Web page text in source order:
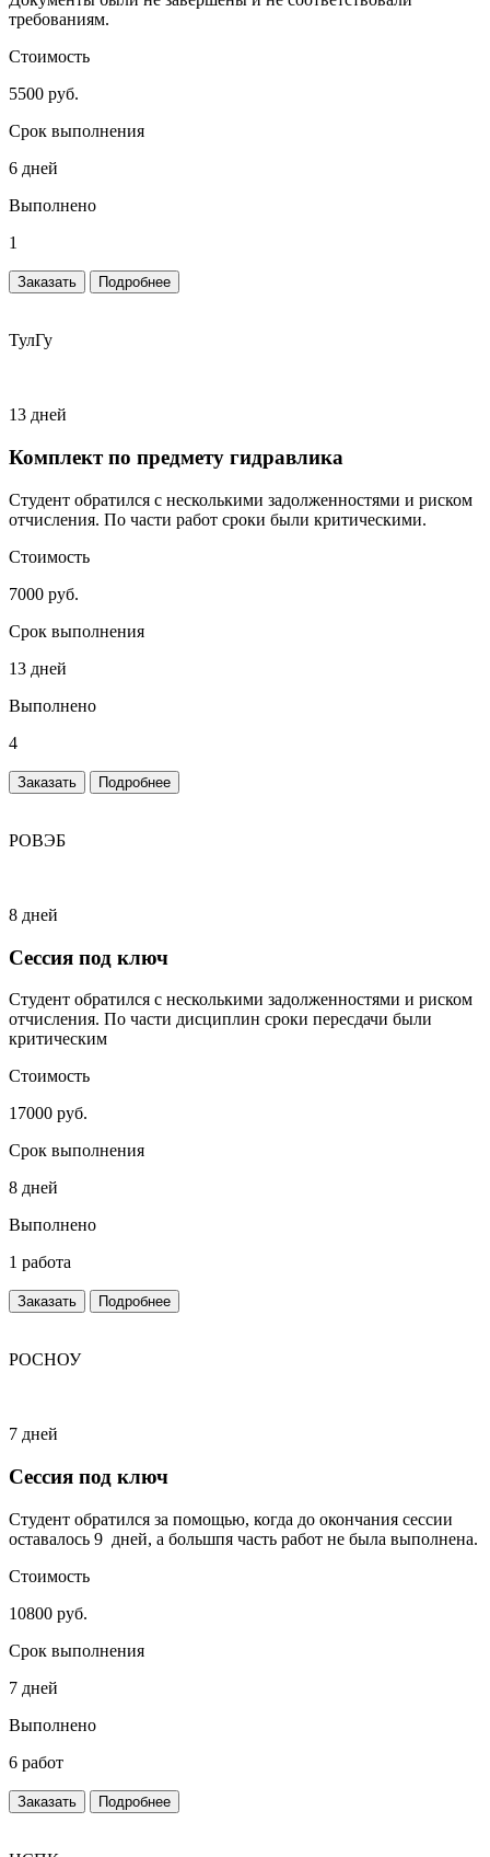
требованиям.
Стоимость
5500 руб.
Срок выполнения
6 дней
Выполнено
1
Заказать Подробнее
ТулГу
13 дней
Комплект по предмету гидравлика
Студент обратился с несколькими задолженностями и риском
отчисления. По части работ сроки были критическими.
Стоимость
7000 руб.
Срок выполнения
13 дней
Выполнено
4
Заказать Подробнее
РОВЭБ
8 дней
Сессия под ключ
Студент обратился с несколькими задолженностями и риском
отчисления. По части дисциплин сроки пересдачи были
критическим
Стоимость
17000 руб.
Срок выполнения
8 дней
Выполнено
1 работа
Заказать Подробнее
РОСНОУ
7 дней
Сессия под ключ
Студент обратился за помощью, когда до окончания сессии
оставалось 9 дней, а большпя часть работ не была выполнена.
Стоимость
10800 руб.
Срок выполнения
7 дней
Выполнено
6 работ
Заказать Подробнее